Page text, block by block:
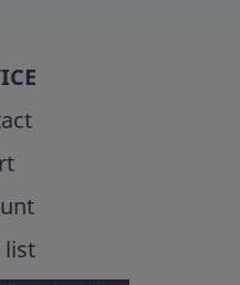
list